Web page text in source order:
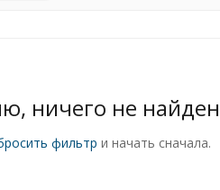
ничего не
фильтр и начать сначала.